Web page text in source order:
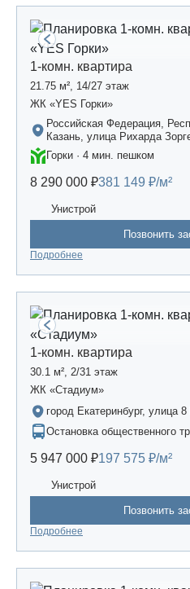
1-комн. квартира
21.75 м², 14/27 этаж
ЖК «YES Горки»
Российская Федерация,
Казань, улица Рихарда
Горки · 4 мин. пешком
8 290 000 ₽381 149 ₽/м²
Унистрой
Позвонить
Подробнее
1-комн. квартира
30.1 м², 2/31 этаж
ЖК «Стадиум»
город Екатеринбург, улица
Остановка общественного
5 947 000 ₽197 575 ₽/м²
Унистрой
Позвонить
Подробнее